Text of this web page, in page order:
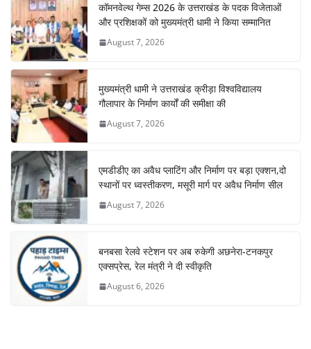
कॉमनवेल्थ गेम्स 2026 के उत्तराखंड के पदक विजेताओं
और प्रशिक्षकों को मुख्यमंत्री धामी ने किया सम्मानित
August 7, 2026
मुख्यमंत्री धामी ने उत्तराखंड क्रीड़ा विश्वविद्यालय
गौलापार के निर्माण कार्यों की समीक्षा की
August 7, 2026
एमडीडीए का अवैध प्लाटिंग और निर्माण पर बड़ा एक्शन,दो
स्थानों पर ध्वस्तीकरण, मसूरी मार्ग पर अवैध निर्माण सील
August 7, 2026
बनबसा रेलवे स्टेशन पर अब रुकेगी अछनेरा-टनकपुर
एक्सप्रेस, रेल मंत्री ने दी स्वीकृति
August 6, 2026